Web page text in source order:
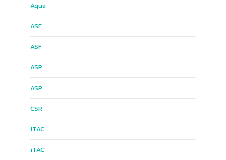
Aqua
ASF
ASF
ASP
ASP
CSR
iTAC
iTAC